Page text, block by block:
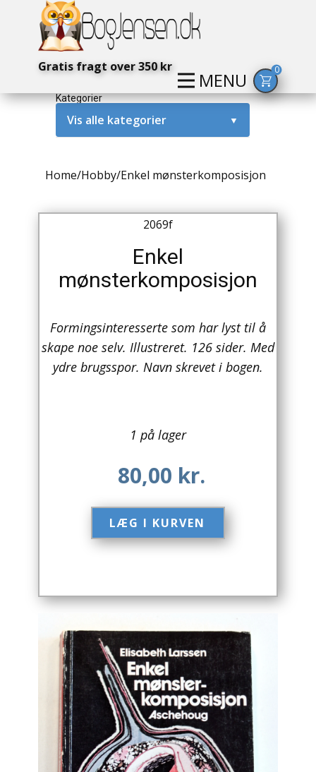
MENU
Gratis fragt over 350 kr 0
Kategorier
Vis alle kategorier ▼
Amerika / USA
Anden Verdenskrig
Antikke / Specielle Bøger
Antikviteter
Arkitektur
Asien
Biografier / Erindringer
Børn / Unge
Design
Drikkevare / Øl / Vin
Engelsk
Erhverv
Europa
Fantasy / Sciencefiction
Home/Hobby/Enkel mønsterkomposisjon
2069f
Enkel
mønsterkomposisjon
Formingsinteresserte som har lyst til å
skape noe selv. Illustreret. 126 sider. Med
ydre brugsspor. Navn skrevet i bogen.
1 på lager
80,00 kr.
LÆG I KURVEN​